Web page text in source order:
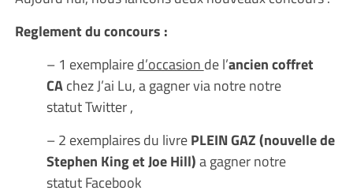
Reglement du concours :
– 1 exemplaired’occasion de l’ancien coffret
CAchez J’ai Lu, a gagner via notre notre
statut Twitter ,
– 2 exemplaires du livrePLEIN GAZ (nouvelle de
Stephen King et Joe Hill)a gagner notre
statut Facebook